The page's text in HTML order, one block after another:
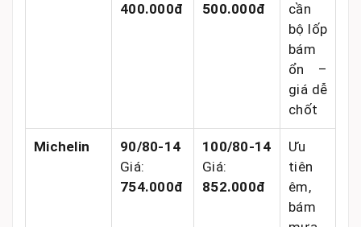
400.000đ
500.000đ
cần
bộ lốp
bám
ổn –
giá dễ
chốt
Michelin
90/80-14
Giá:
754.000đ
100/80-14
Giá:
852.000đ
Ưu
tiên
êm,
bám